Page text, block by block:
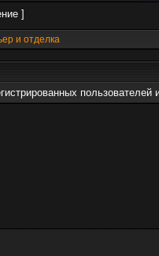
]
и отделка
пользователей